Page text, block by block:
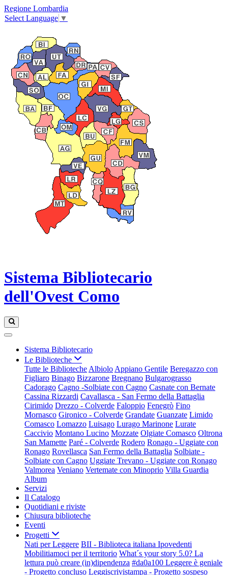
Regione Lombardia
Select Language ▼
Sistema Bibliotecario
dell'Ovest Como
Sistema Bibliotecario
Le Biblioteche
Tutte le Biblioteche Albiolo Appiano Gentile Beregazzo con
Figliaro Binago Bizzarone Bregnano Bulgarograsso
Cadorago Cagno -Solbiate con Cagno Casnate con Bernate
Cassina Rizzardi Cavallasca - San Fermo della Battaglia
Cirimido Drezzo - Colverde Faloppio Fenegrò Fino
Mornasco Gironico - Colverde Grandate Guanzate Limido
Comasco Lomazzo Luisago Lurago Marinone Lurate
Caccivio Montano Lucino Mozzate Olgiate Comasco Oltrona
San Mamette Paré - Colverde Rodero Ronago - Uggiate con
Ronago Rovellasca San Fermo della Battaglia Solbiate -
Solbiate con Cagno Uggiate Trevano - Uggiate con Ronago
Valmorea Veniano Vertemate con Minoprio Villa Guardia
Album
Servizi
Il Catalogo
Quotidiani e riviste
Chiusura biblioteche
Eventi
Progetti
Nati per Leggere BII - Biblioteca italiana Ipovedenti
Mobilitiamoci per il territorio What´s your story 5.0? La
lettura può creare (in)dipendenza #da0a100 Leggere è geniale
- Progetto concluso Leggiscrivistampa - Progetto sospeso